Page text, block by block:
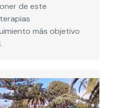
de este
más objetivo